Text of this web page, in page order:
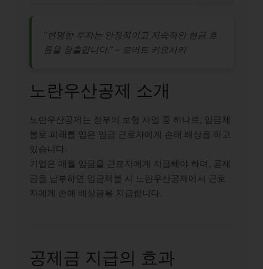
“현명한 투자는 안정적이고 지속적인 현금 흐
름을 창출합니다.” – 로버트 키요사키
노란우산공제 소개
노란우산공제는 정부의 보험 사업 중 하나로, 임금체
불로 피해를 입은 임금 근로자에게 손해 배상을 하고
있습니다.
기업은 매월 임금을 근로자에게 지급해야 하며, 공제
금을 납부하면 임금체불 시 노란우산공제에서 근로
자에게 손해 배상금을 지급합니다.
공제금 지급의 효과